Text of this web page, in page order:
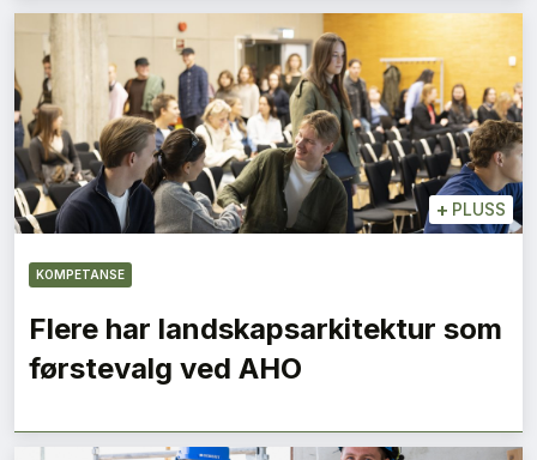
+ PLUSS
KOMPETANSE
Flere har landskapsarkitektur som
førstevalg ved AHO